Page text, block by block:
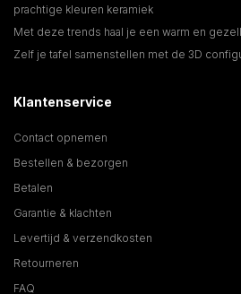
prachtige kleuren keramiek
Met deze trends haal je een warm en
Zelf je tafel samenstellen met de 3D
Klantenservice
Contact opnemen
Bestellen & bezorgen
Betalen
Garantie & klachten
Levertijd & verzendkosten
Retourneren
FAQ